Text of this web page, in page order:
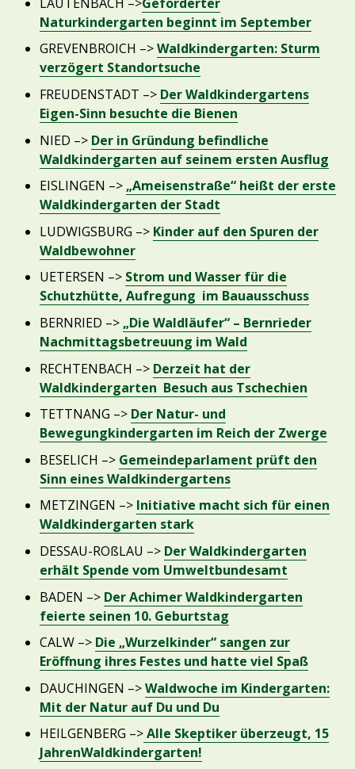
Naturkindergarten beginnt im September
GREVENBROICH –>Waldkindergarten: Sturm
verzögert Standortsuche
FREUDENSTADT –> Der Waldkindergartens
Eigen-Sinn besuchte die Bienen
NIED –> Der in Gründung befindliche
Waldkindergarten auf seinem ersten Ausflug
EISLINGEN –> „Ameisenstraße“ heißt der erste
Waldkindergarten der Stadt
LUDWIGSBURG –> Kinder auf den Spuren der
Waldbewohner
UETERSEN –> Strom und Wasser für die
Schutzhütte, Aufregung im Bauausschuss
BERNRIED –> „Die Waldläufer“ – Bernrieder
Nachmittagsbetreuung im Wald
RECHTENBACH –> Derzeit hat der
Waldkindergarten Besuch aus Tschechien
TETTNANG –> Der Natur- und
Bewegungkindergarten im Reich der Zwerge
BESELICH –> Gemeindeparlament prüft den
Sinn eines Waldkindergartens
METZINGEN –> Initiative macht sich für einen
Waldkindergarten stark
DESSAU-ROßLAU –> Der Waldkindergarten
erhält Spende vom Umweltbundesamt
BADEN –> Der Achimer Waldkindergarten
feierte seinen 10. Geburtstag
CALW –> Die „Wurzelkinder“ sangen zur
Eröffnung ihres Festes und hatte viel Spaß
DAUCHINGEN –>Waldwoche im Kindergarten:
Mit der ­Natur auf Du und Du
HEILGENBERG –>Alle Skeptiker überzeugt, 15
JahrenWaldkindergarten!